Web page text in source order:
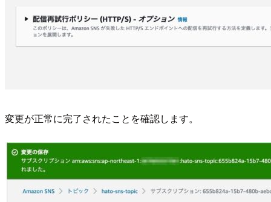
変更が正常に完了されたことを確認します。